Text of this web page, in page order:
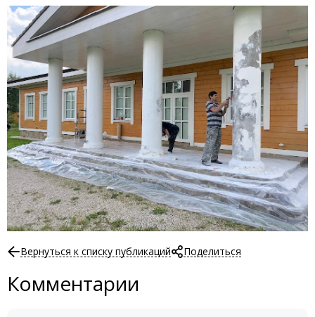
Вернуться к списку публикаций Поделиться
Комментарии